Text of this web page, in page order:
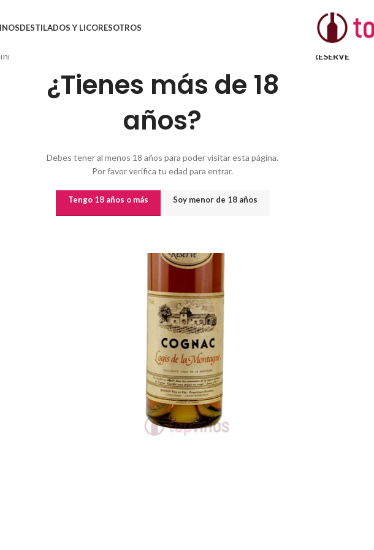
¿Tienes más de 18
años?
Debes tener al menos 18 años para poder visitar esta página.
Por favor verifica tu edad para entrar.
Tengo 18 años o más Soy menor de 18 años
DESTILADOS Y LICORESOTROS
Inicio COGNAC LOGIS DE LA MONTAGNE VIEILLE RÉSERVE